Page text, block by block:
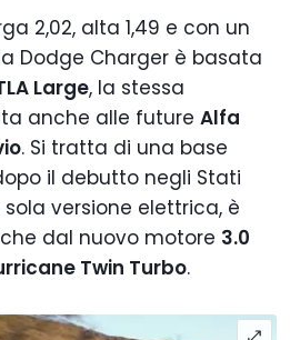
2,02, alta 1,49 e con un
Dodge Charger è basata
Large, la stessa
anche alle future Alfa
. Si tratta di una base
il debutto negli Stati
versione elettrica, è
dal nuovo motore 3.0
Twin Turbo.